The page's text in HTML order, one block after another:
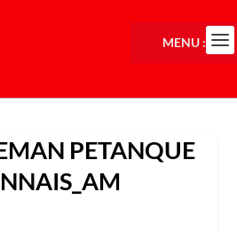
PETANQUE
MENU :